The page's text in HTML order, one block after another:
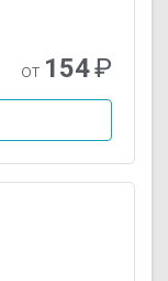
от 154₽